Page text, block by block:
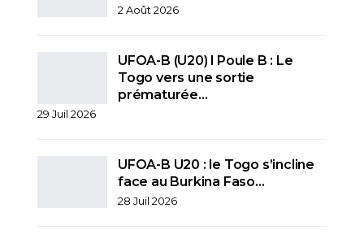
2 Août 2026
UFOA-B (U20) l Poule B : Le
Togo vers une sortie
prématurée…
29 Juil 2026
UFOA-B U20 : le Togo s’incline
face au Burkina Faso…
28 Juil 2026